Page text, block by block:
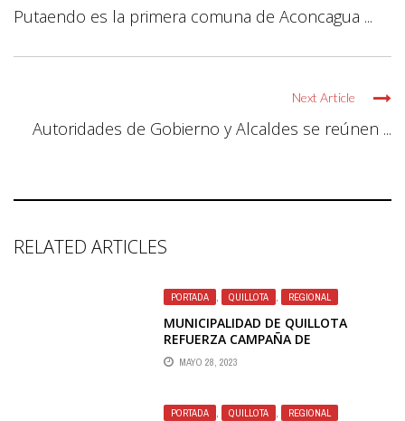
Putaendo es la primera comuna de Aconcagua ...
Next Article
Autoridades de Gobierno y Alcaldes se reúnen ...
RELATED ARTICLES
PORTADA , QUILLOTA , REGIONAL
MUNICIPALIDAD DE QUILLOTA
REFUERZA CAMPAÑA DE
VACUNACIÓN CONTRA INFLUENZA Y
COVID-19 CON OPERATIVO EN
MAYO 28, 2023
PORTADA , QUILLOTA , REGIONAL